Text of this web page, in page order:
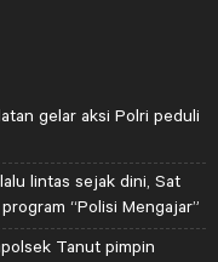
gelar aksi Polri peduli
lintas sejak dini, Sat
“Polisi Mengajar”
Tanut pimpin